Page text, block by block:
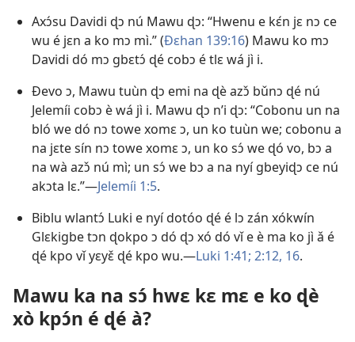
Axɔ́su Davidi ɖɔ nú Mawu ɖɔ: “Hwenu e kɛ́n jɛ nɔ ce
wu é jɛn a ko mɔ mì.” (Ðɛhan 139:16) Mawu ko mɔ
Davidi dó mɔ gbɛtɔ́ ɖé cobɔ é tlɛ wá jì i.
Ðevo ɔ, Mawu tuùn ɖɔ emi na ɖè azɔ̌ bǔnɔ ɖé nú
Jelemíi cobɔ è wá jì i. Mawu ɖɔ n’i ɖɔ: “Cobonu un na
bló we dó nɔ towe xomɛ ɔ, un ko tuùn we; cobonu a
na jɛte sín nɔ towe xomɛ ɔ, un ko sɔ́ we ɖó vo, bɔ a
na wà azɔ̌ nú mì; un sɔ́ we bɔ a na nyí gbeyiɖɔ ce nú
akɔta lɛ.”—Jelemíi 1:5.
Biblu wlantɔ́ Luki e nyí dotóo ɖé é lɔ zán xókwín
Glɛkigbe tɔn ɖokpo ɔ dó ɖɔ xó dó vǐ e è ma ko jì ǎ é
ɖé kpo vǐ yɛyɛ̌ ɖé kpo wu.—Luki 1:41; 2:12, 16.
Mawu ka na sɔ́ hwɛ kɛ mɛ e ko ɖè
xò kpɔ́n é ɖé à?